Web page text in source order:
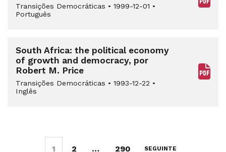
Transições Democráticas • 1999-12-01 •
Português
South Africa: the political economy
of growth and democracy, por
Robert M. Price
Transições Democráticas • 1993-12-22 •
Inglês
1 2 … 290 SEGUINTE